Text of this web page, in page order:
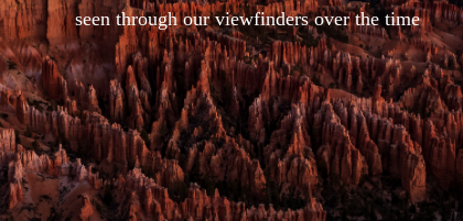
seen through our viewfinders over the time